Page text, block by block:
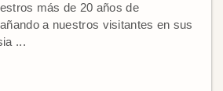
más de 20 años de
a nuestros visitantes en sus
...